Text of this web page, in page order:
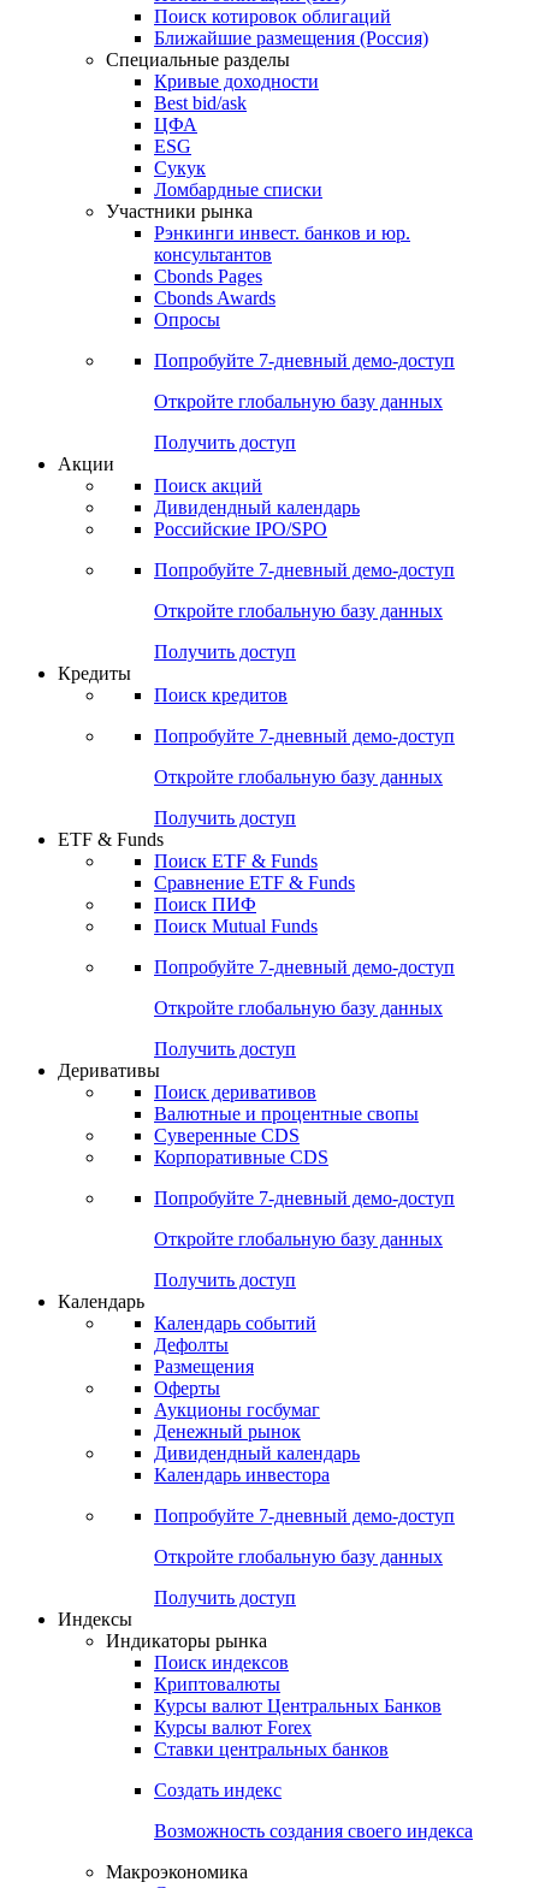
Облигации
Поиски
Поиск облигаций & Карты рынка
Поиск облигаций (ИИ)
Поиск котировок облигаций
Ближайшие размещения (Россия)
Специальные разделы
Кривые доходности
Best bid/ask
ЦФА
ESG
Сукук
Ломбардные списки
Участники рынка
Рэнкинги инвест. банков и юр.
Cbonds Pages
Опросы
Попробуйте7-дневный
Откройте глобальную базу данных
Получить доступ
Поиск акций
Российские IPO/SPO
Попробуйте7-дневный
Откройте глобальную базу данных
Получить доступ
Поиск кредитов
Попробуйте7-дневный
Откройте глобальную базу данных
Получить доступ
ETF & Funds
Сравнение ETF & Funds
Поиск Mutual Funds
Попробуйте7-дневный
Откройте глобальную базу данных
Получить доступ
Деривативы
Валютные и процентные свопы
Корпоративные CDS
Попробуйте7-дневный
Откройте глобальную базу данных
Получить доступ
Календарь
Календарь событий
Дефолты
Размещения
Оферты
Денежный рынок
Календарь инвестора
Попробуйте7-дневный
Откройте глобальную базу данных
Получить доступ
Индикаторы рынка
Поиск индексов
Курсы валют Центральных Банков
Ставки центральных банков
Создать индекс